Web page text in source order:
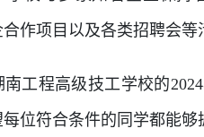
作项目以及各类招聘会
南工程高级技工学校的
位符合条件的同学都能